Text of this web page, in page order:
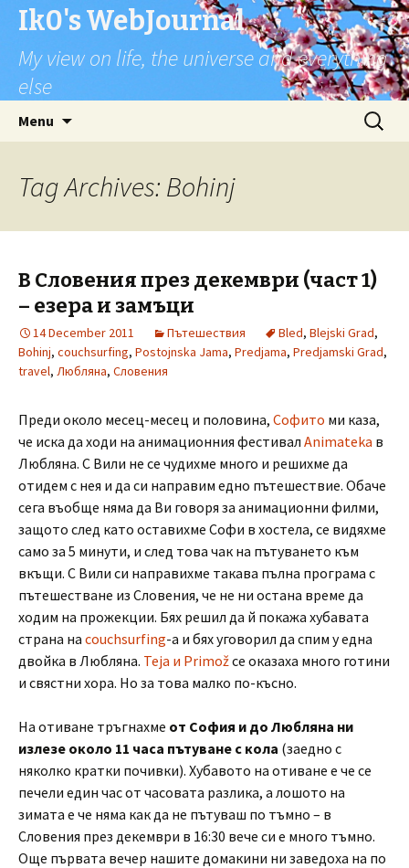
Ik0's WebJournal
My view on life, the universe and everything
else
Menu
Search
for:
Tag Archives: Bohinj
В Словения през декември (част 1)
– езера и замъци
14 December 2011 Пътешествия Bled, Blejski Grad,
Bohinj, couchsurfing, Postojnska Jama, Predjama, Predjamski Grad,
travel, Любляна, Словения
Преди около месец-месец и половина, Софито ми каза,
че иска да ходи на анимационния фестивал Animateka в
Любляна. С Вили не се чудихме много и решихме да
отидем с нея и да си направим едно пътешествие. Обаче
сега въобще няма да Ви говоря за анимационни филми,
защото след като оставихме Софи в хостела, се видяхме
само за 5 минути, и след това чак на пътуването към
вкъщи. С Вили си направихме такава пълна програма с
пътешестване из Словения, че не ни остана време да
ходим на прожекции. Бях решил да й покажа хубавата
страна на couchsurfing-а и бях уговорил да спим у една
двойка в Любляна. Teja и Primožсе оказаха много готини
и свястни хора. Но за това малко по-късно.
На отиване тръгнахме от София и до Любляна ни
излезе около 11 часа пътуване с кола (заедно с
няколко кратки почивки). Хубавото на отиване е че се
печели един час от часовата разлика, а лошото на
зимата е че няма как да не пътуваш по тъмно – в
Словения през декември в 16:30 вече си е много тъмно.
Още първата вечер нашите домакини ни заведоха на по